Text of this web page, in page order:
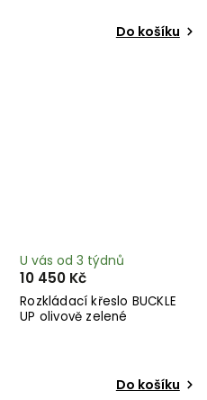
Do košíku
Rozkládací křeslo BUCKLE
UP olivově zelené
U vás od 3 týdnů
10 450 Kč
Do košíku